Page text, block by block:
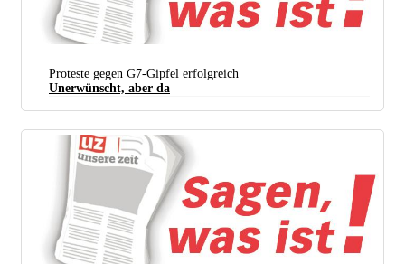
Proteste gegen G7-Gipfel erfolgreich
Unerwünscht, aber da